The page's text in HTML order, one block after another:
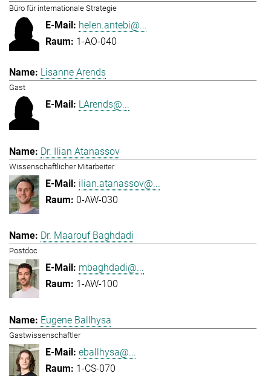
Büro für internationale Strategie
helen.antebi@...
1-AO-040
Lisanne Arends
Gast
LArends@...
Dr. Ilian Atanassov
Wissenschaftlicher Mitarbeiter
ilian.atanassov@...
0-AW-030
Dr. Maarouf Baghdadi
Postdoc
mbaghdadi@...
1-AW-100
Eugene Ballhysa
Gastwissenschaftler
eballhysa@...
1-CS-070